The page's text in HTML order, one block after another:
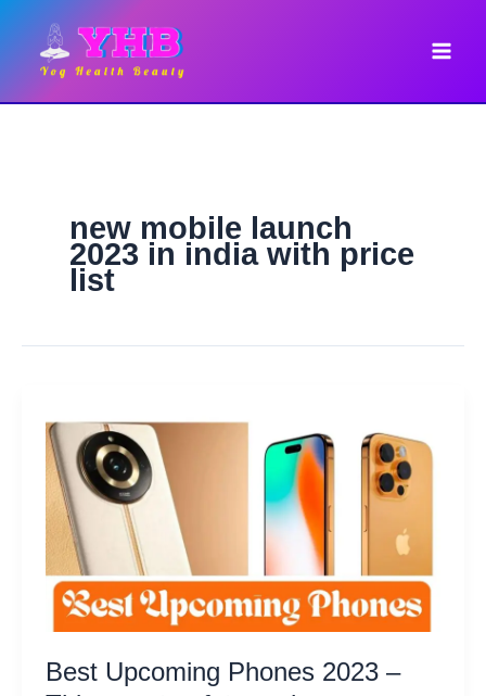
content
new mobile launch
2023 in india with price
list
Best Upcoming Phones 2023 –